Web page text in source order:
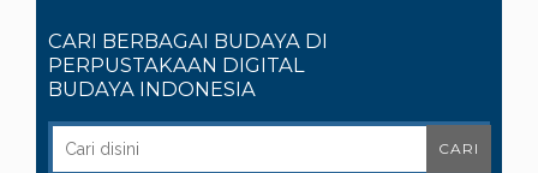
CARI BERBAGAI BUDAYA DI
PERPUSTAKAAN DIGITAL
BUDAYA INDONESIA